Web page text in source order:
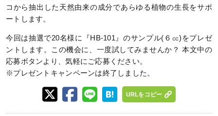
コから抽出した天然由来の成分であらゆる植物の生長をサポ
ートします。
今回は抽選で20名様に『HB-101』のサンプル(６㏄)をプレゼ
ントします。この機会に、一度試してみませんか？ 本文中の
応募ボタンより、気軽にご応募ください。
※プレゼントキャンペーンは終了しました。
URLをコピー